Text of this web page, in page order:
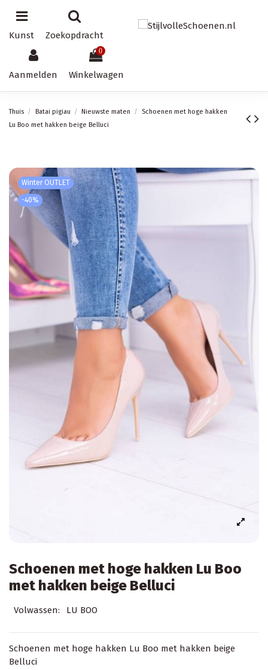
Kunst Zoekopdracht
Aanmelden
0
Winkelwagen
Thuis Batai pigiau Nieuwste maten
Schoenen met hoge hakken
Lu Boo met hakken beige Belluci
Winter OUTLET
-40%
Schoenen met hoge hakken Lu Boo
met hakken beige Belluci
Volwassen: LU BOO
Schoenen met hoge hakken Lu Boo met hakken beige
Belluci